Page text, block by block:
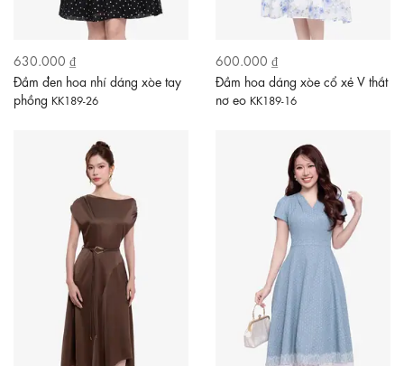
630.000 ₫
Đầm đen hoa nhí dáng xòe tay
phồng KK189-26
600.000 ₫
Đầm hoa dáng xòe cổ xẻ V thắt
nơ eo KK189-16